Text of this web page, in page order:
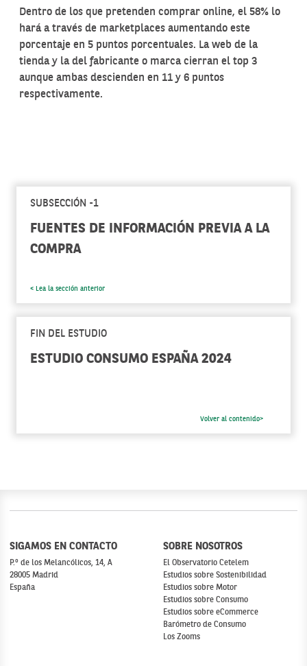
Dentro de los que pretenden comprar online, el 58% lo
hará a través de marketplaces aumentando este
porcentaje en 5 puntos porcentuales. La web de la
tienda y la del fabricante o marca cierran el top 3
aunque ambas descienden en 11 y 6 puntos
respectivamente.
SUBSECCIÓN -1
FUENTES DE INFORMACIÓN PREVIA A LA
COMPRA
< Lea la sección anterior
FIN DEL ESTUDIO
ESTUDIO CONSUMO ESPAÑA 2024
Volver al contenido>
SIGAMOS EN CONTACTO
P.º de los Melancólicos, 14, A
28005 Madrid
España
SOBRE NOSOTROS
El Observatorio Cetelem
Estudios sobre Sostenibilidad
Estudios sobre Motor
Estudios sobre Consumo
Estudios sobre eCommerce
Barómetro de Consumo
Los Zooms